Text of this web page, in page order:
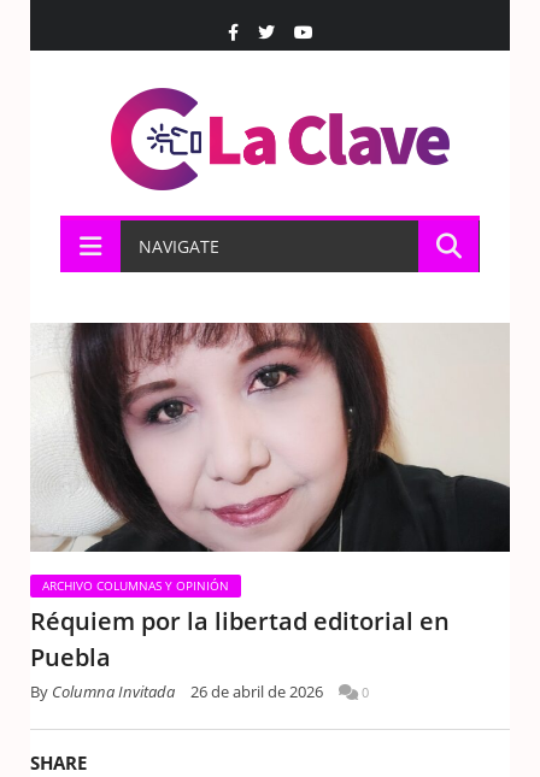
NAVIGATE
ARCHIVO COLUMNAS Y OPINIÓN
Réquiem por la libertad editorial en
Puebla
By Columna Invitada 26 de abril de 2026 0
SHARE